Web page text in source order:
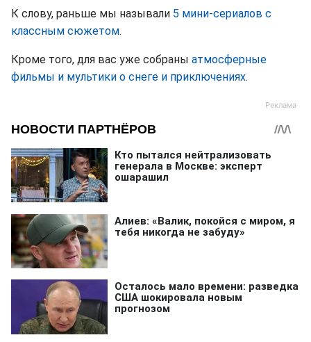
К слову, раньше мы называли 5 мини-сериалов с
классным сюжетом.
Кроме того, для вас уже собраны атмосферные
фильмы и мультики о снеге и приключениях.